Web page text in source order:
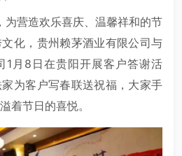
营造欢乐喜庆、温馨祥和的节
化，贵州赖茅酒业有限公司与
1月8日在贵阳开展客户答谢活
为客户写春联送祝福，大家手
着节日的喜悦。